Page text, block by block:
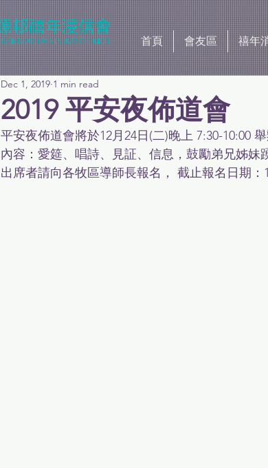
首頁 會友區 禧年
2019 平安夜佈道會
Dec 1, 2019 1 min read
平安夜佈道會將於12月24日(二)晚上 7:30-10:00
內容：愛筵、唱詩、見証、信息，鼓勵弟兄姊妹
出席者請向各牧區導師長報名， 截止報名日期：